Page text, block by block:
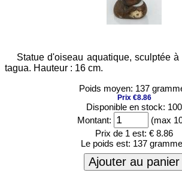
Statue d'oiseau aquatique, sculptée
tagua. Hauteur : 16 cm.
Poids moyen: 137
Prix €8.86
Disponible en stock: 100
Montant:
(max
Prix de 1 est: € 8.86
Le poids est: 137
Ajouter au panier